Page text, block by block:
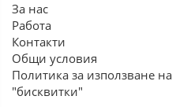
За нас
Работа
Контакти
Общи условия
Политика за използване на
"бисквитки"